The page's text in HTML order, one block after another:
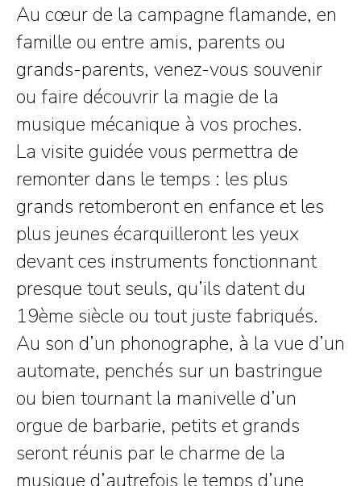
Au cœur de la campagne flamande, en
famille ou entre amis, parents ou
grands-parents, venez-vous souvenir
ou faire découvrir la magie de la
musique mécanique à vos proches.
La visite guidée vous permettra de
remonter dans le temps : les plus
grands retomberont en enfance et les
plus jeunes écarquilleront les yeux
devant ces instruments fonctionnant
presque tout seuls, qu’ils datent du
19ème siècle ou tout juste fabriqués.
Au son d’un phonographe, à la vue d’un
automate, penchés sur un bastringue
ou bien tournant la manivelle d’un
orgue de barbarie, petits et grands
seront réunis par le charme de la
musique d’autrefois le temps d’une